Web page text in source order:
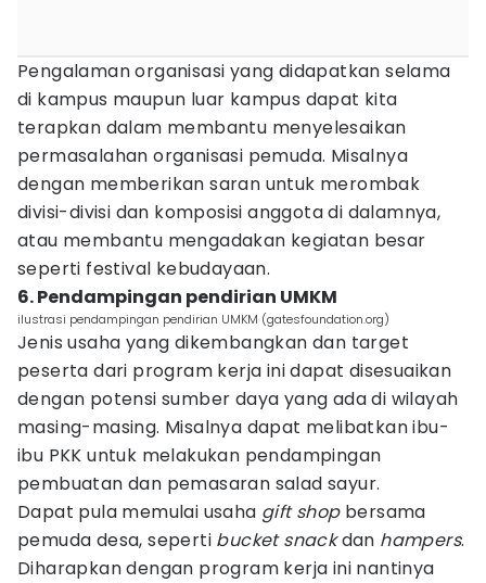
Pengalaman organisasi yang didapatkan selama
di kampus maupun luar kampus dapat kita
terapkan dalam membantu menyelesaikan
permasalahan organisasi pemuda. Misalnya
dengan memberikan saran untuk merombak
divisi-divisi dan komposisi anggota di dalamnya,
atau membantu mengadakan kegiatan besar
seperti festival kebudayaan.
6. Pendampingan pendirian UMKM
ilustrasi pendampingan pendirian UMKM (gatesfoundation.org)
Jenis usaha yang dikembangkan dan target
peserta dari program kerja ini dapat disesuaikan
dengan potensi sumber daya yang ada di wilayah
masing-masing. Misalnya dapat melibatkan ibu-
ibu PKK untuk melakukan pendampingan
pembuatan dan pemasaran salad sayur.
Dapat pula memulai usaha gift shopbersama
pemuda desa, seperti bucket snackdan hampers.
Diharapkan dengan program kerja ini nantinya